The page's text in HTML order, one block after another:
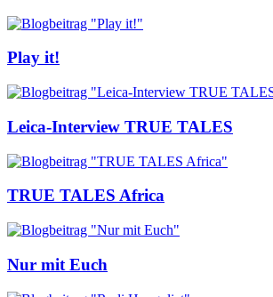
Play it!
Leica-Interview TRUE TALES
TRUE TALES Africa
Nur mit Euch